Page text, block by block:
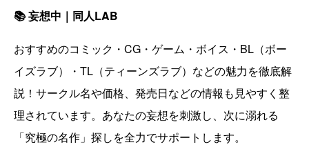
📚 妄想中｜同人LAB
おすすめのコミック・CG・ゲーム・ボイス・BL（ボー
イズラブ）・TL（ティーンズラブ）などの魅力を徹底解
説！サークル名や価格、発売日などの情報も見やすく整
理されています。あなたの妄想を刺激し、次に溺れる
「究極の名作」探しを全力でサポートします。